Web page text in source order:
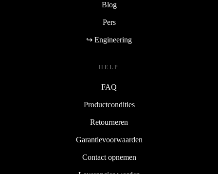
Blog
Pers
↪ Engineering
HELP
FAQ
Productcondities
Retourneren
Garantievoorwaarden
Contact opnemen